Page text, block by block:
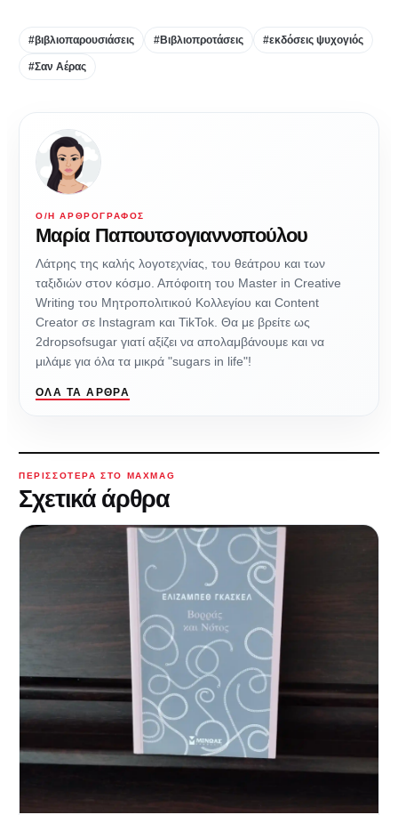
#βιβλιοπαρουσιάσεις #Βιβλιοπροτάσεις #εκδόσεις ψυχογιός
#Σαν Αέρας
Ο/Η ΑΡΘΡΟΓΡΆΦΟΣ
Μαρία Παπουτσογιαννοπούλου
Λάτρης της καλής λογοτεχνίας, του θεάτρου και των
ταξιδιών στον κόσμο. Απόφοιτη του Master in Creative
Writing του Μητροπολιτικού Κολλεγίου και Content
Creator σε Instagram και TikTok. Θα με βρείτε ως
2dropsofsugar γιατί αξίζει να απολαμβάνουμε και να
μιλάμε για όλα τα μικρά "sugars in life"!
ΌΛΑ ΤΑ ΆΡΘΡΑ
ΠΕΡΙΣΣΌΤΕΡΑ ΣΤΟ MAXMAG
Σχετικά άρθρα